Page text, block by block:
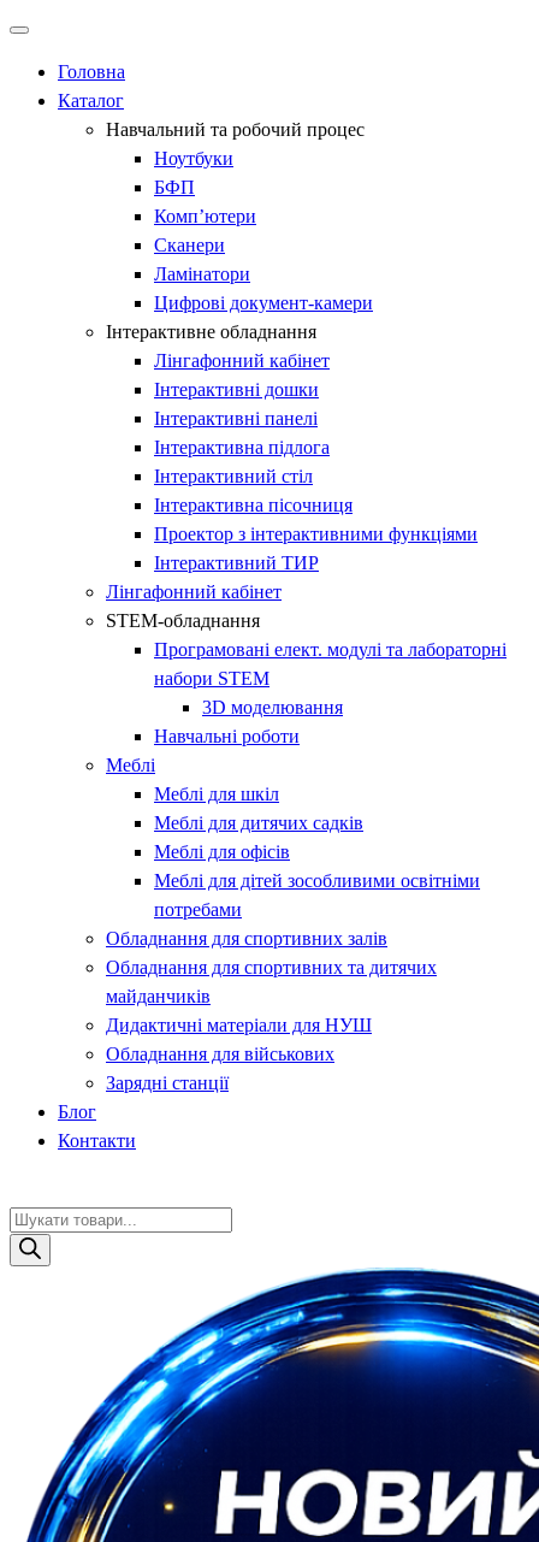
Головна
Каталог
Навчальний та робочий процес
Ноутбуки
БФП
Комп’ютери
Сканери
Ламінатори
Цифрові документ-камери
Інтерактивне обладнання
Лінгафонний кабінет​
Інтерактивні дошки​
Інтерактивні панелі​
Інтерактивна підлога
Інтерактивний стіл​
Інтерактивна пісочниця​
Проектор з інтерактивними функціями​
Інтерактивний ТИР
Лінгафонний кабінет​
STEM-обладнання
Програмовані елект. модулі та лабораторні
набори STEM​
3D моделювання​
Навчальні роботи​
Меблі
Меблі для шкіл
Меблі для дитячих садків
Меблі для офісів
Меблі для дітей зособливими освітніми
потребами
Обладнання для спортивних залів
Обладнання для спортивних та дитячих
майданчиків
Дидактичні матеріали для НУШ
Обладнання для військових
Зарядні станції
Блог
Контакти